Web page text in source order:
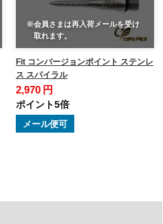
※会員さまは再入荷メールを受け
取れます。
Fit コンバージョンポイント ステンレ
ス スパイラル
2,970 円
ポイント5倍
メール便可